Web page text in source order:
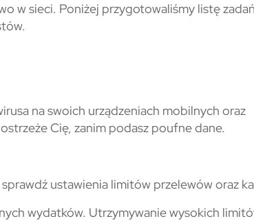
w sieci. Poniżej przygotowaliśmy listę
na swoich urządzeniach mobilnych oraz
Cię, zanim podasz poufne dane.
ustawienia limitów przelewów oraz
wydatków. Utrzymywanie wysokich